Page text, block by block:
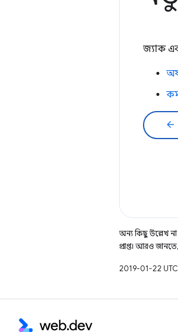
জ্যাক
arrow_back
অন্য কিছু উল্লেখ না
প্রাপ্ত। আরও জানতে,
2019-01-22